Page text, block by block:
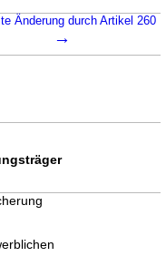
Änderung durch Artikel 260
→